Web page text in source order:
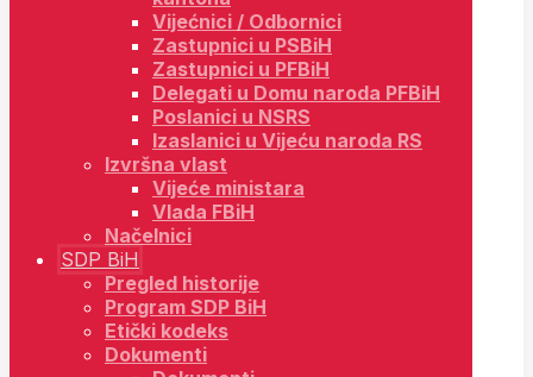
Vijećnici / Odbornici
Zastupnici u PSBiH
Zastupnici u PFBiH
Delegati u Domu naroda PFBiH
Poslanici u NSRS
Izaslanici u Vijeću naroda RS
Izvršna vlast
Vijeće ministara
Vlada FBiH
Načelnici
SDP BiH
Pregled historije
Program SDP BiH
Etički kodeks
Dokumenti